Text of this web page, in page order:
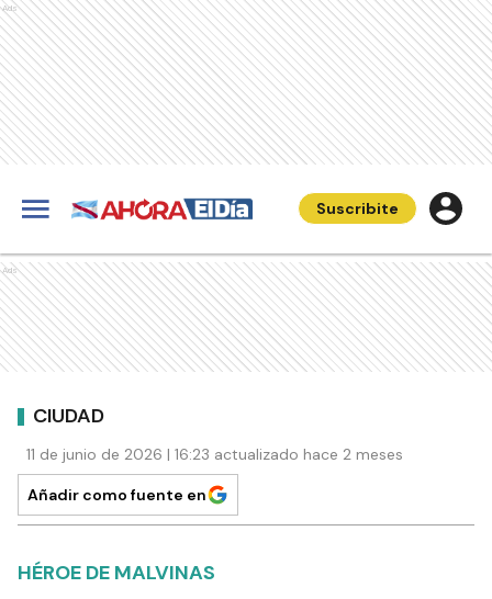
Ads
Suscribite
Ads
CIUDAD
11 de junio de 2026 | 16:23 actualizado hace 2 meses
Añadir como fuente en
HÉROE DE MALVINAS